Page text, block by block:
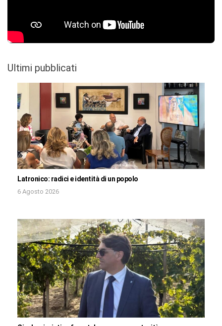
Ultimi pubblicati
Latronico: radici e identità di un popolo
6 Agosto 2026